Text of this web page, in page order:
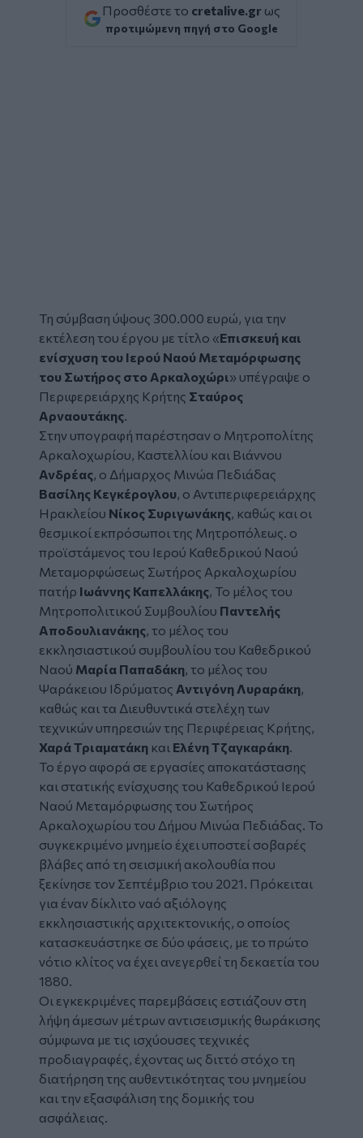
Προσθέστε το cretalive.gr ως
προτιμώμενη πηγή στο Google
Τη σύμβαση ύψους 300.000 ευρώ, για την
εκτέλεση του έργου με τίτλο «Επισκευή και
ενίσχυση του Ιερού Ναού Μεταμόρφωσης
του Σωτήρος στο Αρκαλοχώρι» υπέγραψε ο
Περιφερειάρχης Κρήτης Σταύρος
Αρναουτάκης.
Στην υπογραφή παρέστησαν ο Μητροπολίτης
Αρκαλοχωρίου, Καστελλίου και Βιάννου
Ανδρέας, ο Δήμαρχος Μινώα Πεδιάδας
Βασίλης Κεγκέρογλου, ο Αντιπεριφερειάρχης
Ηρακλείου Νίκος Συριγωνάκης, καθώς και οι
θεσμικοί εκπρόσωποι της Μητροπόλεως. ο
προϊστάμενος του Ιερού Καθεδρικού Ναού
Μεταμορφώσεως Σωτήρος Αρκαλοχωρίου
πατήρ Ιωάννης Καπελλάκης, Το μέλος του
Μητροπολιτικού Συμβουλίου Παντελής
Αποδουλιανάκης, το μέλος του
εκκλησιαστικού συμβουλίου του Καθεδρικού
Ναού Μαρία Παπαδάκη, το μέλος του
Ψαράκειου Ιδρύματος Αντιγόνη Λυραράκη,
καθώς και τα Διευθυντικά στελέχη των
τεχνικών υπηρεσιών της Περιφέρειας Κρήτης,
Χαρά Τριαματάκη και Ελένη Τζαγκαράκη.
Το έργο αφορά σε εργασίες αποκατάστασης
και στατικής ενίσχυσης του Καθεδρικού Ιερού
Ναού Μεταμόρφωσης του Σωτήρος
Αρκαλοχωρίου του Δήμου Μινώα Πεδιάδας. Το
συγκεκριμένο μνημείο έχει υποστεί σοβαρές
βλάβες από τη σεισμική ακολουθία που
ξεκίνησε τον Σεπτέμβριο του 2021. Πρόκειται
για έναν δίκλιτο ναό αξιόλογης
εκκλησιαστικής αρχιτεκτονικής, ο οποίος
κατασκευάστηκε σε δύο φάσεις, με το πρώτο
νότιο κλίτος να έχει ανεγερθεί τη δεκαετία του
1880.
Οι εγκεκριμένες παρεμβάσεις εστιάζουν στη
λήψη άμεσων μέτρων αντισεισμικής θωράκισης
σύμφωνα με τις ισχύουσες τεχνικές
προδιαγραφές, έχοντας ως διττό στόχο τη
διατήρηση της αυθεντικότητας του μνημείου
και την εξασφάλιση της δομικής του
ασφάλειας.